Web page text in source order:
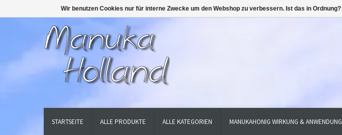
STARTSEITE ALLE PRODUKTE ALLE KATEGORIEN MANUKAHONIG WIRKUNG & ANWENDUNG
Wir benutzen Cookies nur für interne Zwecke um den Webshop zu verbessern. Ist das in Ordnung?